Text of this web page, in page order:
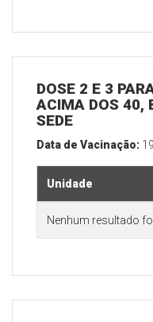
DOSE 2 E 3
ACIMA DOS 40,
SEDE
Data de Vacinação:
Unidade
Nenhum resultado